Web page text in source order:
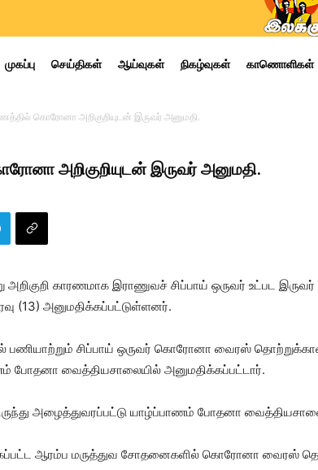
முகப்பு செய்திகள் ஆய்வுகள் நிகழ்வுகள் காணொளிகள்
கொரோனா அறிகுறியுடன் இருவர் அனுமதி.
அறிகுறியுடன் இருவர் அனுமதி.
காரணமாக இராணுவச் சிப்பாய் ஒருவர் உட்பட
(13) அனுமதிக்கப்பட்டுள்ளனர்.
பணியாற்றும் சிப்பாய் ஒருவர் கொரோனா வைரஸ்
போதனா வைத்தியசாலையில் அனுமதிக்கப்பட்டார்.
அழைத்துவரப்பட்டு யாழ்ப்பாணம் போதனா
ஆரம்ப மருத்துவ சோதனைகளில் கொரோனா வைரஸ்